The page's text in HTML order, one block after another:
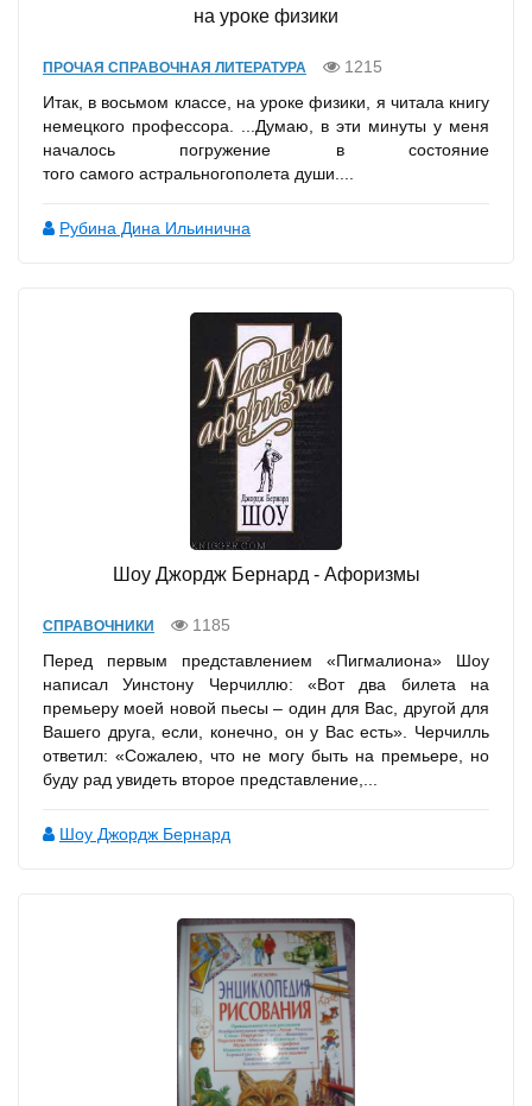
на уроке физики
ПРОЧАЯ СПРАВОЧНАЯ ЛИТЕРАТУРА
1215
Итак, в восьмом классе, на уроке физики, я читала книгу
немецкого профессора. ...Думаю, в эти минуты у меня
началось погружение в состояние
того самого астральногополета души....
Рубина Дина Ильинична
Шоу Джордж Бернард - Афоризмы
СПРАВОЧНИКИ
1185
Перед первым представлением «Пигмалиона» Шоу
написал Уинстону Черчиллю: «Вот два билета на
премьеру моей новой пьесы – один для Вас, другой для
Вашего друга, если, конечно, он у Вас есть». Черчилль
ответил: «Сожалею, что не могу быть на премьере, но
буду рад увидеть второе представление,...
Шоу Джордж Бернард